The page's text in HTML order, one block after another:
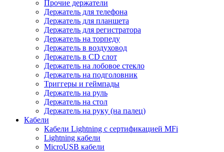
Прочие держатели
Держатель для телефона
Держатель для планшета
Держатель для регистратора
Держатель на торпеду
Держатель в воздуховод
Держатель в CD слот
Держатель на лобовое стекло
Держатель на подголовник
Триггеры и геймпады
Держатель на руль
Держатель на стол
Держатель на руку (на палец)
Кабели
Кабели Lightning с сертификацией MFi
Lightning кабели
MicroUSB кабели